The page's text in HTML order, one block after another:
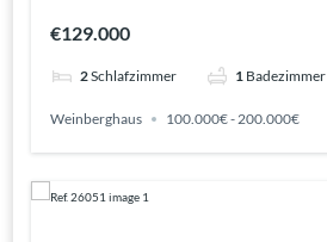
€129.000
2Schlafzimmer 1 Badezimmer
Weinberghaus 100.000€ - 200.000€